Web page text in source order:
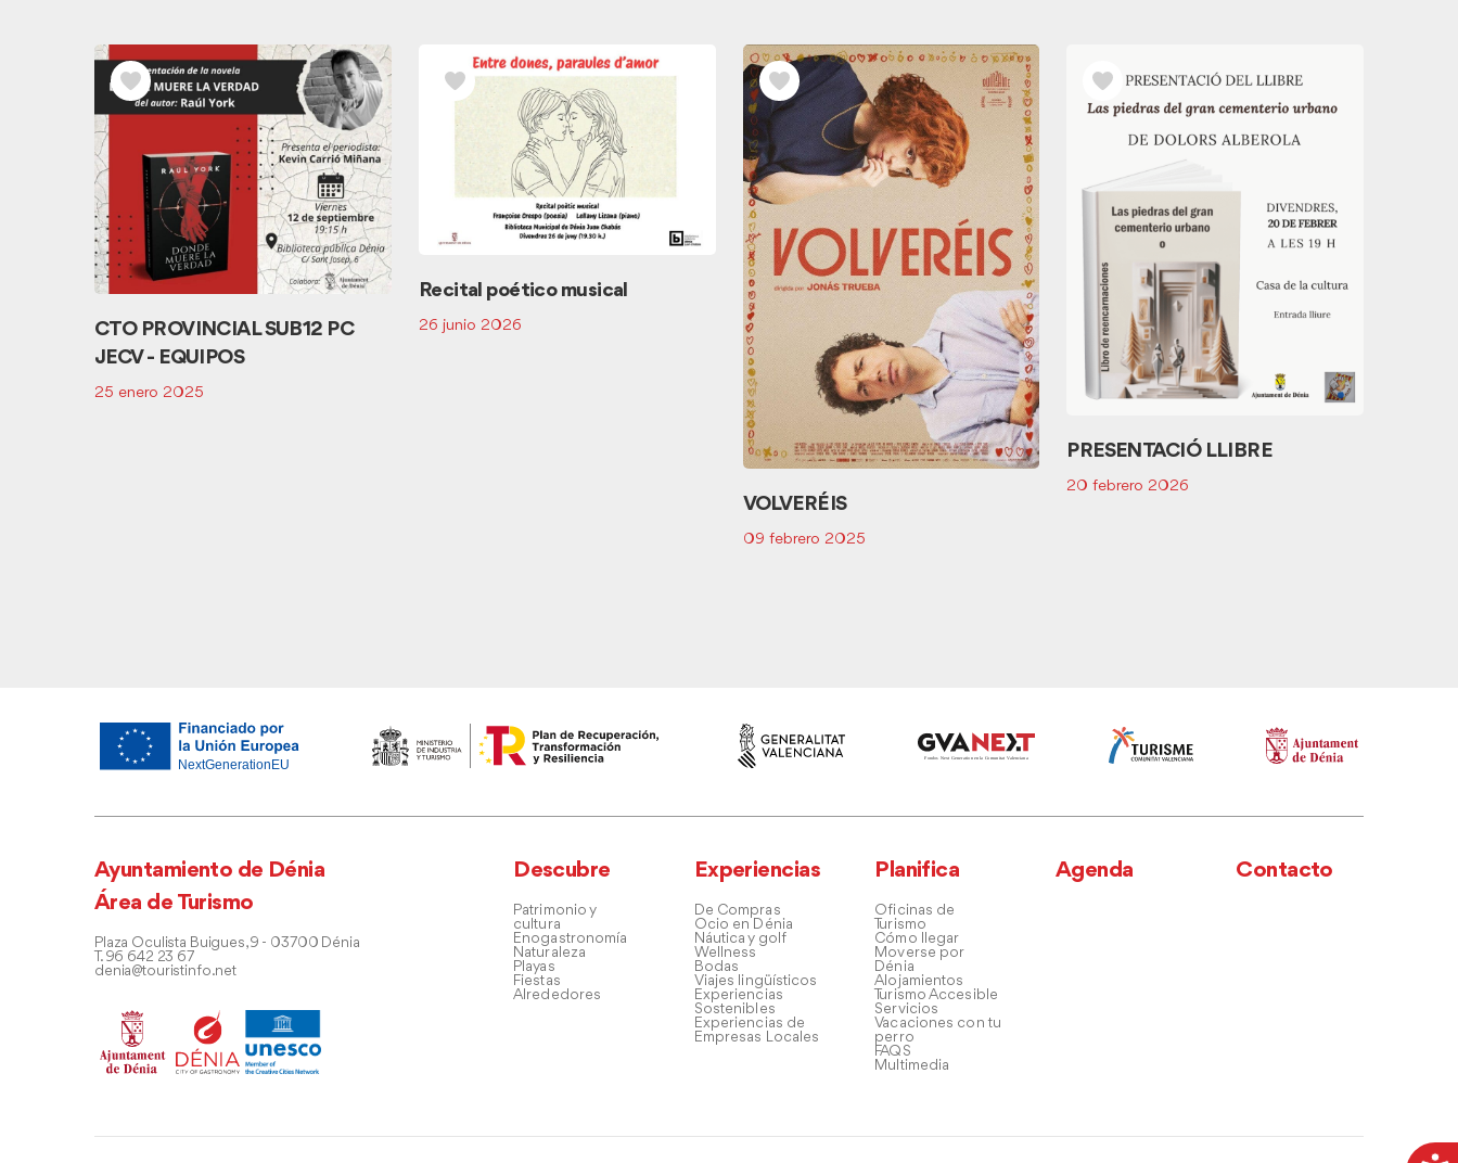
relacionados
CTO PROVINCIAL SUB12 PC
JECV - EQUIPOS
25 enero 2025
Recital poético musical
26 junio 2026
VOLVERÉIS
09 febrero 2025
PRESENTACIÓ LLIBRE
20 febrero 2026
Ayuntamiento de Dénia
Área de Turismo
Plaza Oculista Buigues, 9 - 03700 Dénia
T. 96 642 23 67
denia@touristinfo.net
Descubre
Patrimonio y
cultura
Enogastronomía
Naturaleza
Playas
Fiestas
Alrededores
Experiencias
De Compras
Ocio en Dénia
Náutica y golf
Wellness
Bodas
Viajes lingüísticos
Experiencias
Sostenibles
Experiencias de
Empresas Locales
Planifica
Oficinas de
Turismo
Cómo llegar
Moverse por
Dénia
Alojamientos
Turismo Accesible
Servicios
Vacaciones con tu
perro
FAQS
Multimedia
Agenda Contacto